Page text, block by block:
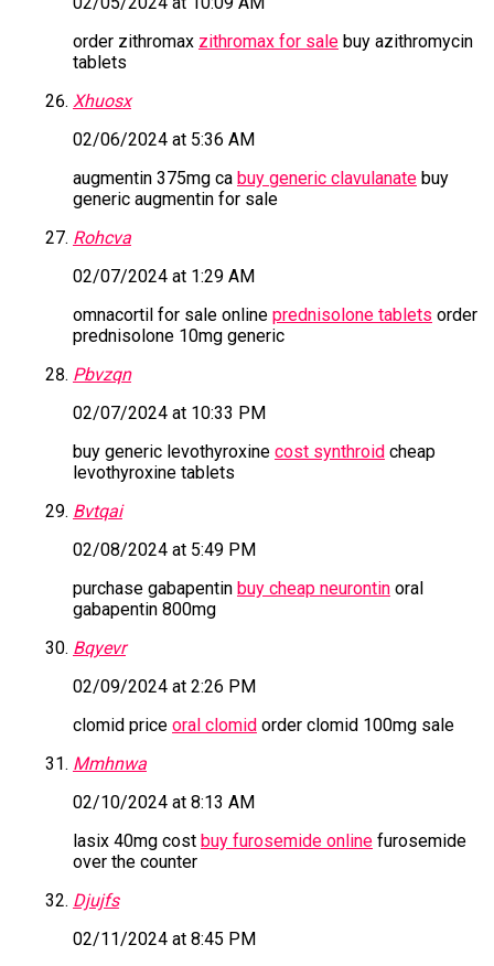
order zithromax zithromax for salebuy azithromycin
tablets
Xhuosx
02/06/2024 at 5:36 AM
augmentin 375mg ca buy generic clavulanatebuy
generic augmentin for sale
Rohcva
02/07/2024 at 1:29 AM
omnacortil for sale online prednisolone tablets order
prednisolone 10mg generic
Pbvzqn
02/07/2024 at 10:33 PM
buy generic levothyroxine cost synthroidcheap
levothyroxine tablets
Bvtqai
02/08/2024 at 5:49 PM
purchase gabapentin buy cheap neurontinoral
gabapentin 800mg
Bqyevr
02/09/2024 at 2:26 PM
clomid price oral clomidorder clomid 100mg sale
Mmhnwa
02/10/2024 at 8:13 AM
lasix 40mg cost buy furosemide onlinefurosemide
over the counter
Djujfs
02/11/2024 at 8:45 PM